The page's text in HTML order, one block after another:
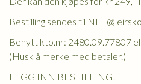
Bestilling sendes til
Benytt kto.nr: 2480.09.77807
(Husk å merke med betaler.)
LEGG INN BESTILLING!